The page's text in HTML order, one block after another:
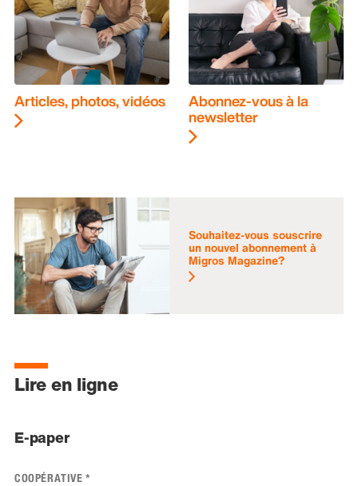
Articles, photos, vidéos Abonnez-vous à la
newsletter
Souhaitez-vous souscrire
un nouvel abonnement à
Migros Magazine?
Lire en ligne
E-paper
COOPÉRATIVE *